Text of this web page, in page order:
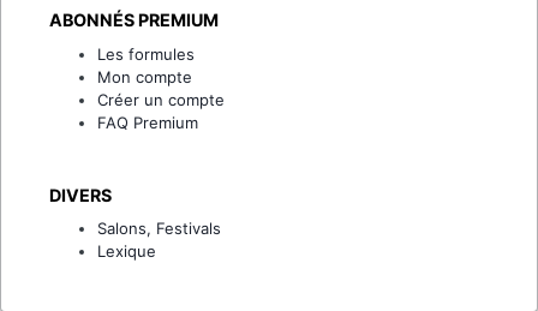
ABONNÉS PREMIUM
Les formules
Mon compte
Créer un compte
FAQ Premium
DIVERS
Salons, Festivals
Lexique